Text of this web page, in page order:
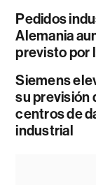
Pedidos
Alemania
previsto por
Siemens
su previsión
centros de
industrial